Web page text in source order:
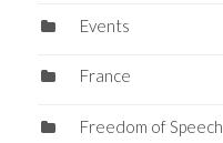
Events
France
Freedom of Speech